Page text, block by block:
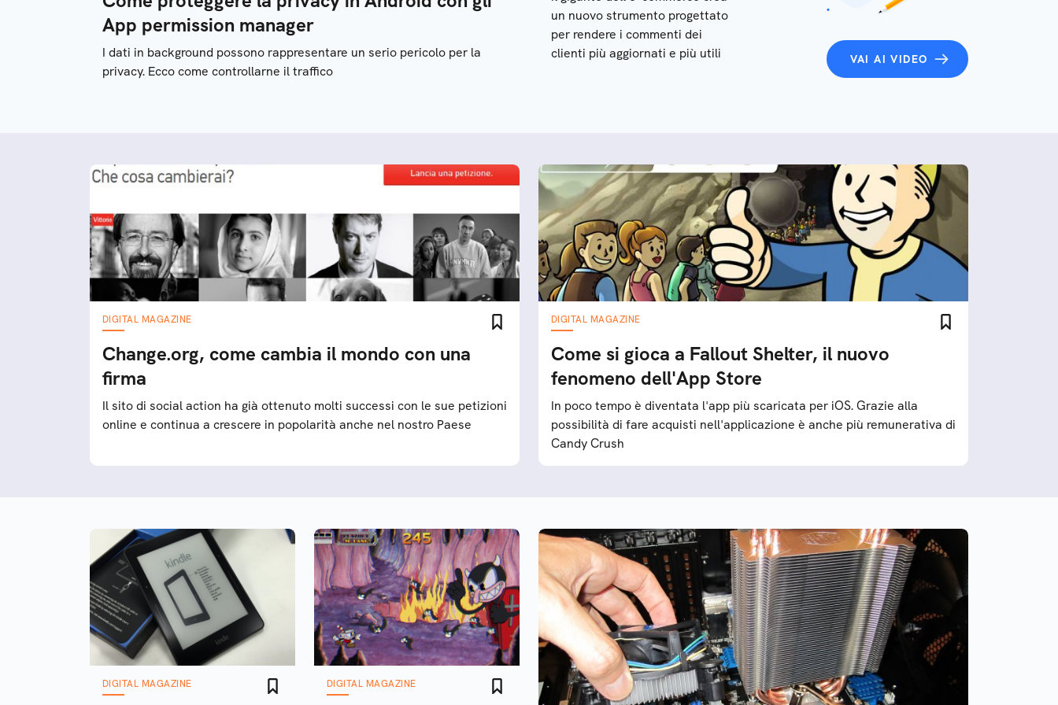
App permission manager
I dati in background possono rappresentare un serio pericolo per la
privacy. Ecco come controllarne il traffico
un nuovo strumento progettato
per rendere i commenti dei
clienti più aggiornati e più utili
VAI AI VIDEO
DIGITAL MAGAZINE
Change.org, come cambia il mondo con una
firma
Il sito di social action ha già ottenuto molti successi con le sue petizioni
online e continua a crescere in popolarità anche nel nostro Paese
DIGITAL MAGAZINE
Come si gioca a Fallout Shelter, il nuovo
fenomeno dell'App Store
In poco tempo è diventata l'app più scaricata per iOS. Grazie alla
possibilità di fare acquisti nell'applicazione è anche più remunerativa di
Candy Crush
DIGITAL MAGAZINE DIGITAL MAGAZINE